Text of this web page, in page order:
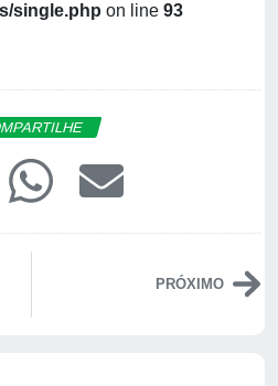
single.php on line 93
PRÓXIMO